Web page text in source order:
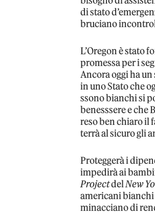
di stato
bruciano
L’Oregon è stato
promessa per i
Ancora oggi ha
in uno Stato che
ssono bianchi si
benesssere e
reso ben chiaro il
terrà al sicuro gli
Proteggerà i
impedirà ai
ProjectdelNew
americani
minacciano di